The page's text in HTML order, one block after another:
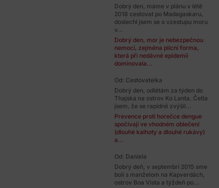
Dobrý den, máme v plánu v létě
2018 cestovat po Madagaskaru,
doslechl jsem se o vzestupu moru
v...
Dobrý den, mor je nebezpečnou
nemocí, zejména plicní forma,
která při nedávné epidemii
dominovala...
Od: Cestovatelka
Dobrý den, odlétám za týden do
Thajska na ostrov Ko Lanta. Četla
jsem, že se rapidně zvýšil...
Prevence proti horečce dengue
spočívají ve vhodném oblečení
(dlouhé kalhoty a dlouhé rukávy)
a...
Od: Daniela
Dobrý deň, v septembri 2015 sme
boli s manželom na Kapverdách,
ostrov Boa Vista a týždeň po...